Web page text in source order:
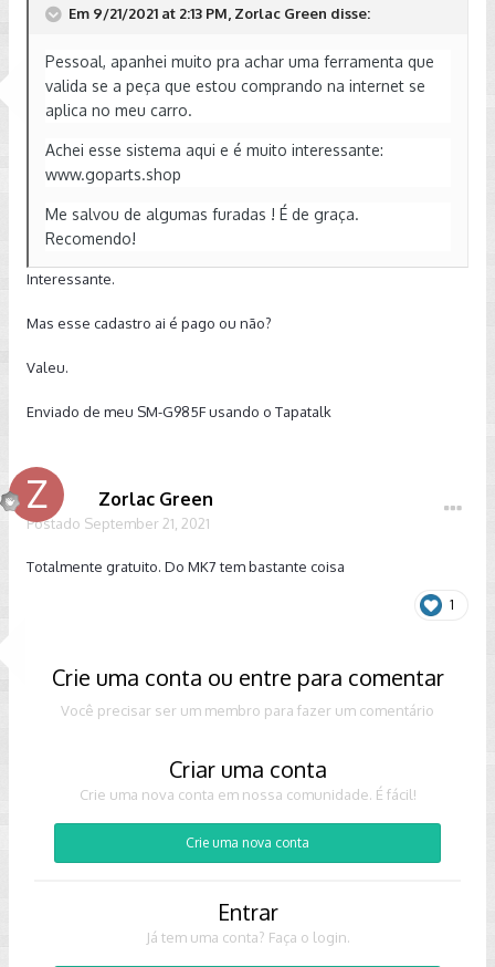
Em 9/21/2021 at 2:13 PM, Zorlac Green disse:
Pessoal, apanhei muito pra achar uma ferramenta que
valida se a peça que estou comprando na internet se
aplica no meu carro.
Achei esse sistema aqui e é muito interessante:
www.goparts.shop
Me salvou de algumas furadas ! É de graça.
Recomendo!
Interessante.
Mas esse cadastro ai é pago ou não?
Valeu.
Enviado de meu SM-G985F usando o Tapatalk
Zorlac Green
Postado September 21, 2021
Totalmente gratuito. Do MK7 tem bastante coisa
1
Crie uma conta ou entre para comentar
Você precisar ser um membro para fazer um comentário
Criar uma conta
Crie uma nova conta em nossa comunidade. É fácil!
Crie uma nova conta
Entrar
Já tem uma conta? Faça o login.